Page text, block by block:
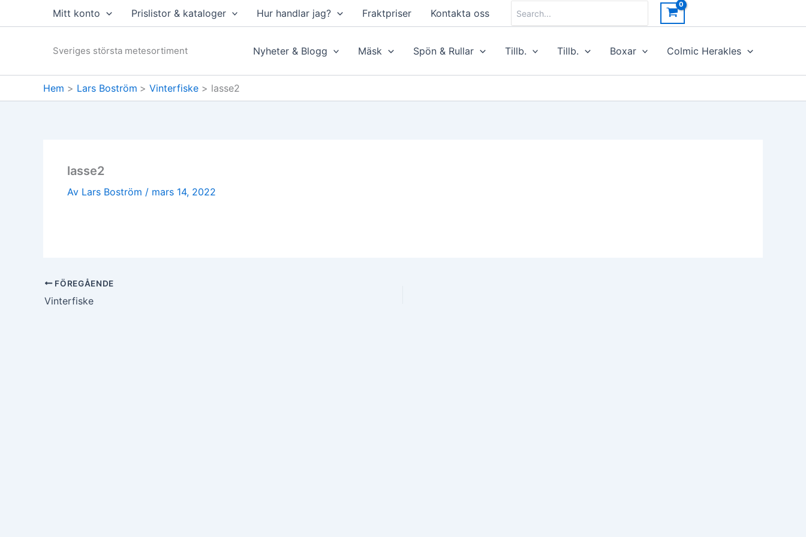
Mitt konto Prislistor & kataloger Hur handlar jag? Fraktpriser Kontakta oss
for:
Sveriges största metesortiment Nyheter & Blogg Mäsk Spön & Rullar Tillb. Tillb. Boxar Colmic Herakles
Hem Lars Boström Vinterfiske lasse2
lasse2
Av Lars Boström / mars 14, 2022
FÖREGÅENDE
Vinterfiske